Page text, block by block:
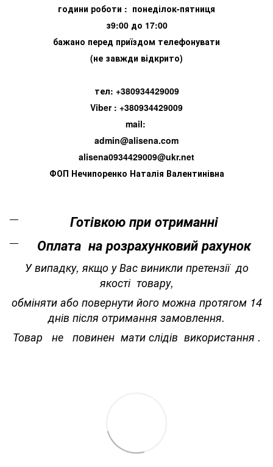
години роботи : понеділок-пятниця
з9:00 до 17:00
бажано перед приїздом телефонувати
(не завжди відкрито)
тел: +380934429009
Viber : +380934429009
mail:
admin@alisena.com
alisena0934429009@ukr.net
ФОП Нечипоренко Наталія Валентинівна
Готівкою при отриманні
Оплата на розрахунковий рахунок
У випадку, якщо у Вас виникли претензії до
якості товару,
обміняти або повернути його можна протягом 14
днів після отримання замовлення.
Товар не повинен мати слідів використання .